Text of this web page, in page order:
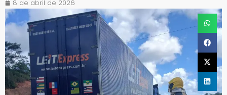
8 de abril de 2026